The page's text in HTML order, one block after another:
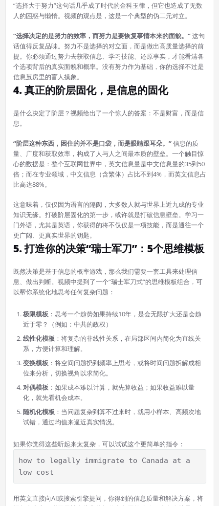
“选择大于努力”这句话几乎成了时代的金科玉律，但它也造成了无数
人的困惑与懒惰。视频的观点是，这是一个典型的伪二元对立。
“选择决定的是努力的效率，而努力是要恢复事情本来的面貌。”这句
话值得反复品味。努力不是选择的对立面，而是做出高质量选择的前
提。你必须通过努力去获取信息、学习技能、还原事实，才能看清各
个选项背后的真实面貌和概率。没有努力作为基础，你的选择不过是
信息茧房里的盲人摸象。
4. 真正的阶层固化，是信息的固化
是什么决定了阶层？视频给出了一个惊人的答案：不是财富，而是信
息。
“阶层这种东西，困住的并不是口袋，而是眼睛跟耳朵。”信息的质
量、广度和获取效率，构成了人与人之间最本质的壁垒。一个触目惊
心的数据是：整个互联网世界中，英文信息量是中文信息量的35到50
倍；而在专业领域，中文信息（含繁体）占比不到4%，而英文信息占
比高达88%。
这意味着，仅仅因为语言的隔阂，大多数人就与世界上近九成的专业
知识无缘。打破阶层固化的第一步，或许就是打破信息壁垒。学习一
门外语，尤其是英语，你获得的将不仅仅是一项技能，而是通往一个
更广阔、更真实世界的钥匙。
5. 打造你的决策“瑞士军刀”：5个思维模板
既然决策是基于信息的概率游戏，那么我们需要一套工具来处理信
息、做出判断。视频中提到了一个“瑞士军刀式”的思维模板组合，可
以帮你系统化地思考任何复杂问题：
极限模板 ：思考一个趋势如果持续10年，是会无限扩大还是会趋
近于零？（例如：中共的政权）
线性化模板 ：将复杂的非线性关系，在局部区间内简化为直线关
系，方便计算和理解。
变换模板 ：将空间问题扔到频率上思考，或将时间问题拆解成相
位来分析，切换视角以求简化。
对偶模板 ：如果成本难以计算，就先算收益；如果收益难以量
化，就先看机会成本。
随机化模板 ：当问题复杂到算不过来时，就用小样本、高频次地
试错，通过均值来逼近真实情况。
如果你觉得这些听起来太复杂，可以试试这个更简单的指令：
how to legally immigrate to Canada at a
low cost
用英文直接向AI或搜索引擎提问，你得到的信息质量和解决方案，将